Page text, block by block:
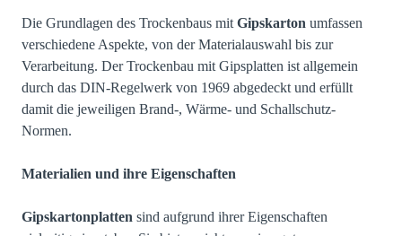
Die Grundlagen des Trockenbaus mit Gipskarton umfassen
verschiedene Aspekte, von der Materialauswahl bis zur
Verarbeitung. Der Trockenbau mit Gipsplatten ist allgemein
durch das DIN-Regelwerk von 1969 abgedeckt und erfüllt
damit die jeweiligen Brand-, Wärme- und Schallschutz-
Normen.
Materialien und ihre Eigenschaften
Gipskartonplatten sind aufgrund ihrer Eigenschaften